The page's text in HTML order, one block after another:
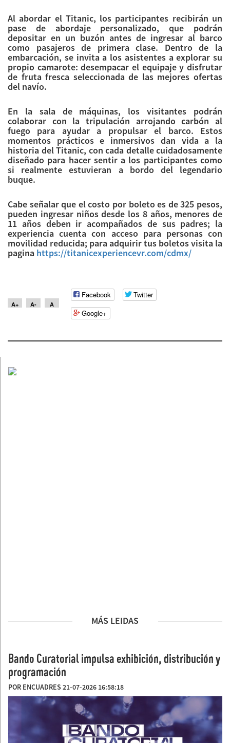
Al abordar el Titanic, los participantes recibirán un
pase de abordaje personalizado, que podrán
depositar en un buzón antes de ingresar al barco
como pasajeros de primera clase. Dentro de la
embarcación, se invita a los asistentes a explorar su
propio camarote: desempacar el equipaje y disfrutar
de fruta fresca seleccionada de las mejores ofertas
del navío.
En la sala de máquinas, los visitantes podrán
colaborar con la tripulación arrojando carbón al
fuego para ayudar a propulsar el barco. Estos
momentos prácticos e inmersivos dan vida a la
historia del Titanic, con cada detalle cuidadosamente
diseñado para hacer sentir a los participantes como
si realmente estuvieran a bordo del legendario
buque.
Cabe señalar que el costo por boleto es de 325 pesos,
pueden ingresar niños desde los 8 años, menores de
11 años deben ir acompañados de sus padres; la
experiencia cuenta con acceso para personas con
movilidad reducida; para adquirir tus boletos visita la
pagina https://titanicexperiencevr.com/cdmx/
A+ A- A
Facebook
Twitter
Google+
MÁS LEIDAS
Bando Curatorial impulsa exhibición, distribución y
programación
POR ENCUADRES 21-07-2026 16:58:18